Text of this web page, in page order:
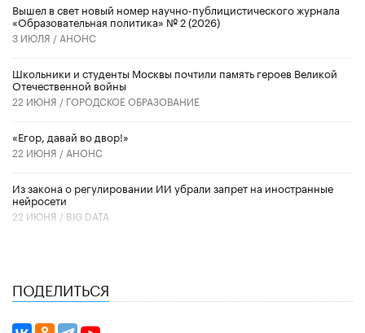
Вышел в свет новый номер научно-публицистического журнала
«Образовательная политика» № 2 (2026)
3 ИЮЛЯ / АНОНС
Школьники и студенты Москвы почтили память героев Великой
Отечественной войны
22 ИЮНЯ / ГОРОДСКОЕ ОБРАЗОВАНИЕ
«Егор, давай во двор!»
22 ИЮНЯ / АНОНС
Из закона о регулировании ИИ убрали запрет на иностранные
нейросети
22 ИЮНЯ / BIG DATA
ПОДЕЛИТЬСЯ